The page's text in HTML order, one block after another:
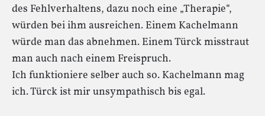
des Fehlverhaltens, dazu noch eine „Therapie“,
würden bei ihm ausreichen. Einem Kachelmann
würde man das abnehmen. Einem Türck misstraut
man auch nach einem Freispruch.
Ich funktioniere selber auch so. Kachelmann mag
ich. Türck ist mir unsympathisch bis egal.